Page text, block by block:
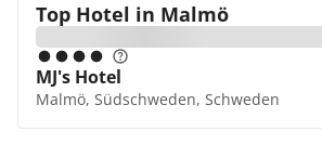
Top Hotel in Malmö
MJ's Hotel
Malmö, Südschweden, Schweden